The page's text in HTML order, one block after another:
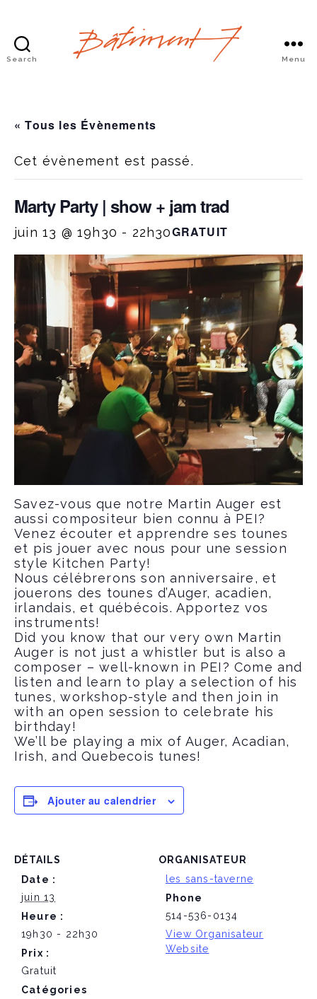
Search Menu
« Tous les Évènements
Cet évènement est passé.
Marty Party | show + jam trad
juin 13 @ 19h30 - 22h30GRATUIT
Savez-vous que notre Martin Auger est
aussi compositeur bien connu à PEI?
Venez écouter et apprendre ses tounes
et pis jouer avec nous pour une session
style Kitchen Party!
Nous célébrerons son anniversaire, et
jouerons des tounes d’Auger, acadien,
irlandais, et québécois. Apportez vos
instruments!
Did you know that our very own Martin
Auger is not just a whistler but is also a
composer – well-known in PEI? Come and
listen and learn to play a selection of his
tunes, workshop-style and then join in
with an open session to celebrate his
birthday!
We’ll be playing a mix of Auger, Acadian,
Irish, and Quebecois tunes!
Ajouter au calendrier
DÉTAILS
Date :
juin 13
Heure :
19h30 - 22h30
Prix :
Gratuit
Catégories
ORGANISATEUR
les sans-taverne
Phone
514-536-0134
View Organisateur
Website